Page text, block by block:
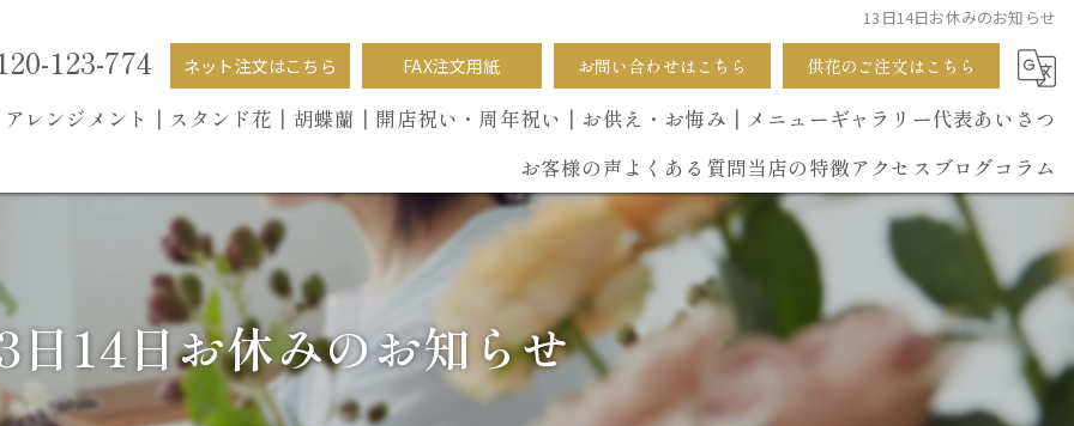
13日14日お休みのお知らせ
123-774 ネット注文はこちら FAX注文用紙 お問い合わせはこちら 供花のご注文はこちら
アレンジメント┃ スタンド花┃ 胡蝶蘭 ┃開店祝い・周年祝い ┃お供え・お悔み ┃メニューギャラリー代表あいさつ
お客様の声 よくある質問当店の特徴
開店祝い
アクセス ブログコラム
日14日お休みのお知らせ